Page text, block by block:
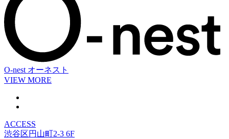
O-nest オーネスト
VIEW MORE
ACCESS
渋谷区円山町2-3 6F